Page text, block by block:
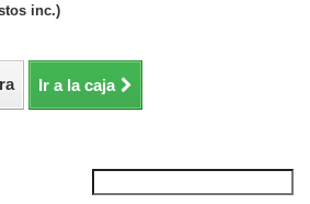
inc.)
Ir a la caja